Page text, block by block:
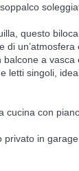
questo
di un’atmosfera
a vasca
letti singoli,
cucina con
privato in